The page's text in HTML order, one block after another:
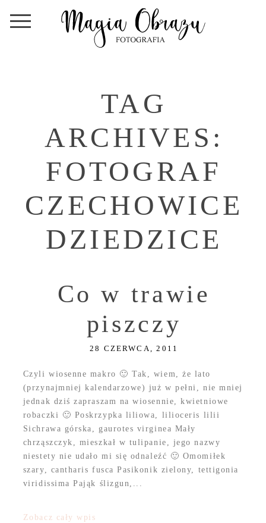
TAG
ARCHIVES:
FOTOGRAF
CZECHOWICE
DZIEDZICE
Co w trawie
piszczy
28 CZERWCA, 2011
Czyli wiosenne makro 🙂 Tak, wiem, że lato
(przynajmniej kalendarzowe) już w pełni, nie mniej
jednak dziś zapraszam na wiosennie, kwietniowe
robaczki 🙂 Poskrzypka liliowa, lilioceris lilii
Sichrawa górska, gaurotes virginea Mały
chrząszczyk, mieszkał w tulipanie, jego nazwy
niestety nie udało mi się odnaleźć 🙂 Omomiłek
szary, cantharis fusca Pasikonik zielony, tettigonia
viridissima Pająk ślizgun,...
Zobacz cały wpis